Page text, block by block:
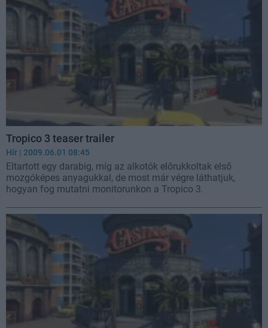
Tropico 3 teaser trailer
Hír | 2009.06.01 08:45
Eltartott egy darabig, míg az alkotók előrukkoltak első
mozgóképes anyagukkal, de most már végre láthatjuk,
hogyan fog mutatni monitorunkon a Tropico 3.